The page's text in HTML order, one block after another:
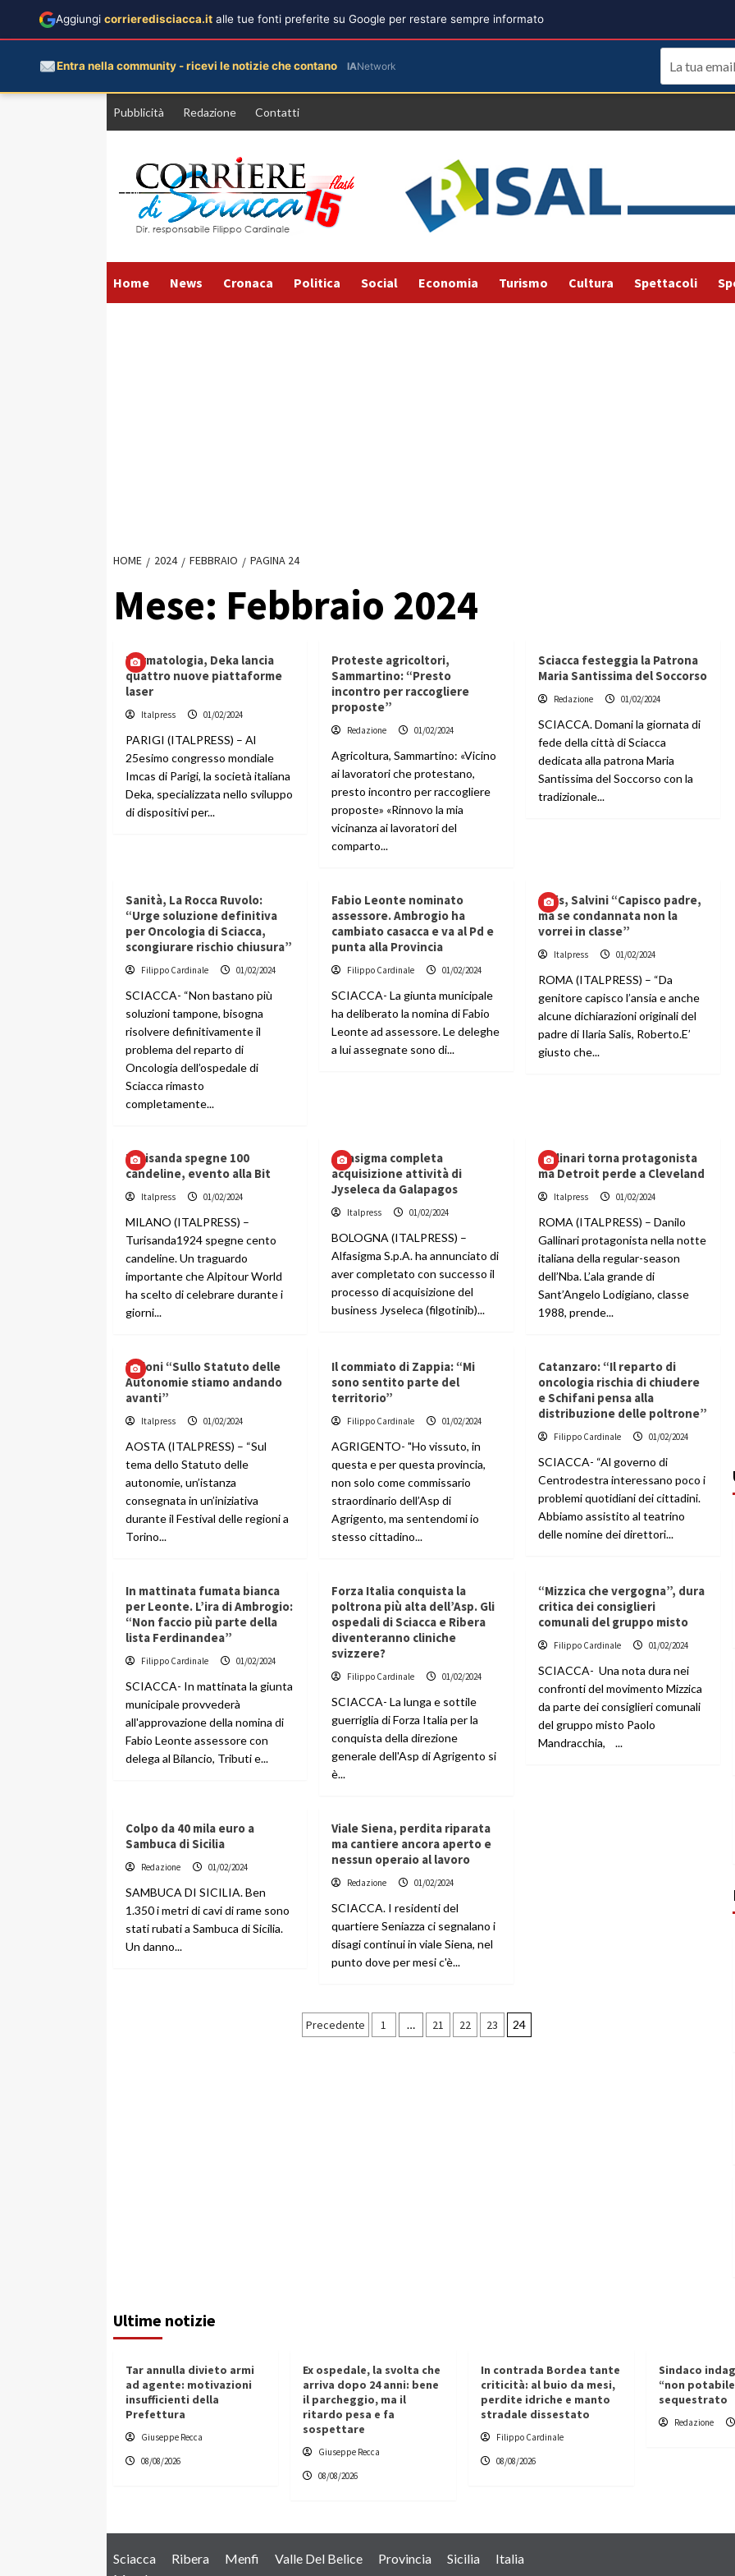
Pubblicità Redazione Contatti
Home News Cronaca Politica Social Economia Turismo Cultura Spettacoli
HOME 2024 FEBBRAIO PAGINA 24
Mese: Febbraio 2024
Dermatologia, Deka lancia
quattro nuove piattaforme
laser
Italpress 01/02/2024
PARIGI (ITALPRESS) – Al
25esimo congresso mondiale
Imcas di Parigi, la società italiana
Deka, specializzata nello sviluppo
di dispositivi per...
Proteste agricoltori,
Sammartino: “Presto
incontro per raccogliere
proposte”
Redazione 01/02/2024
Agricoltura, Sammartino: «Vicino
ai lavoratori che protestano,
presto incontro per raccogliere
proposte» «Rinnovo la mia
vicinanza ai lavoratori del
comparto...
Sciacca festeggia la Patrona
Maria Santissima del Soccorso
Redazione 01/02/2024
SCIACCA. Domani la giornata di
fede della città di Sciacca
dedicata alla patrona Maria
Santissima del Soccorso con la
tradizionale...
Sanità, La Rocca Ruvolo:
“Urge soluzione definitiva
per Oncologia di Sciacca,
scongiurare rischio chiusura”
Filippo Cardinale 01/02/2024
SCIACCA- “Non bastano più
soluzioni tampone, bisogna
risolvere definitivamente il
problema del reparto di
Oncologia dell’ospedale di
Sciacca rimasto
completamente...
Fabio Leonte nominato
assessore. Ambrogio ha
cambiato casacca e va al Pd e
punta alla Provincia
Filippo Cardinale 01/02/2024
SCIACCA- La giunta municipale
ha deliberato la nomina di Fabio
Leonte ad assessore. Le deleghe
a lui assegnate sono di...
Salis, Salvini “Capisco padre,
ma se condannata non la
vorrei in classe”
Italpress 01/02/2024
ROMA (ITALPRESS) – “Da
genitore capisco l’ansia e anche
alcune dichiarazioni originali del
padre di Ilaria Salis, Roberto.E’
giusto che...
Turisanda spegne 100
candeline, evento alla Bit
Italpress 01/02/2024
MILANO (ITALPRESS) –
Turisanda1924 spegne cento
candeline. Un traguardo
importante che Alpitour World
ha scelto di celebrare durante i
giorni...
Alfasigma completa
acquisizione attività di
Jyseleca da Galapagos
Italpress 01/02/2024
BOLOGNA (ITALPRESS) –
Alfasigma S.p.A. ha annunciato di
aver completato con successo il
processo di acquisizione del
business Jyseleca (filgotinib)...
Gallinari torna protagonista
ma Detroit perde a Cleveland
Italpress 01/02/2024
ROMA (ITALPRESS) – Danilo
Gallinari protagonista nella notte
italiana della regular-season
dell’Nba. L’ala grande di
Sant’Angelo Lodigiano, classe
1988, prende...
Meloni “Sullo Statuto delle
Autonomie stiamo andando
avanti”
Italpress 01/02/2024
AOSTA (ITALPRESS) – “Sul
tema dello Statuto delle
autonomie, un’istanza
consegnata in un’iniziativa
durante il Festival delle regioni a
Torino...
Il commiato di Zappia: “Mi
sono sentito parte del
territorio”
Filippo Cardinale 01/02/2024
AGRIGENTO- "Ho vissuto, in
questa e per questa provincia,
non solo come commissario
straordinario dell’Asp di
Agrigento, ma sentendomi io
stesso cittadino...
Catanzaro: “Il reparto di
oncologia rischia di chiudere
e Schifani pensa alla
distribuzione delle poltrone”
Filippo Cardinale 01/02/2024
SCIACCA- “Al governo di
Centrodestra interessano poco i
problemi quotidiani dei cittadini.
Abbiamo assistito al teatrino
delle nomine dei direttori...
In mattinata fumata bianca
per Leonte. L’ira di Ambrogio:
“Non faccio più parte della
lista Ferdinandea”
Filippo Cardinale 01/02/2024
SCIACCA- In mattinata la giunta
municipale provvederà
all'approvazione della nomina di
Fabio Leonte assessore con
delega al Bilancio, Tributi e...
Forza Italia conquista la
poltrona più alta dell’Asp. Gli
ospedali di Sciacca e Ribera
diventeranno cliniche
svizzere?
Filippo Cardinale 01/02/2024
SCIACCA- La lunga e sottile
guerriglia di Forza Italia per la
conquista della direzione
generale dell'Asp di Agrigento si
è...
“Mizzica che vergogna”, dura
critica dei consiglieri
comunali del gruppo misto
Filippo Cardinale 01/02/2024
SCIACCA- Una nota dura nei
confronti del movimento Mizzica
da parte dei consiglieri comunali
del gruppo misto Paolo
Mandracchia, ...
Colpo da 40 mila euro a
Sambuca di Sicilia
Redazione 01/02/2024
SAMBUCA DI SICILIA. Ben
1.350 i metri di cavi di rame sono
stati rubati a Sambuca di Sicilia.
Un danno...
Viale Siena, perdita riparata
ma cantiere ancora aperto e
nessun operaio al lavoro
Redazione 01/02/2024
SCIACCA. I residenti del
quartiere Seniazza ci segnalano i
disagi continui in viale Siena, nel
punto dove per mesi c'è...
Paginazione
Precedente 1 … 21 22 23 24
Ultime notizie
Tar annulla divieto armi
ad agente: motivazioni
insufficienti della
Prefettura
Giuseppe Recca
08/08/2026
Ex ospedale, la svolta che
arriva dopo 24 anni: bene
il parcheggio, ma il
ritardo pesa e fa
sospettare
Giuseppe Recca
08/08/2026
In contrada Bordea tante
criticità: al buio da mesi,
perdite idriche e manto
stradale dissestato
Filippo Cardinale
08/08/2026
Sindaco
“non
sequestrato
Redazione
Sciacca Ribera Menfi Valle Del Belice Provincia Sicilia
Italia
Aggiungi corrieredisciacca.it alle tue fonti preferite su Google per restare sempre informato
Entra nella community - ricevi le notizie che contano IANetwork